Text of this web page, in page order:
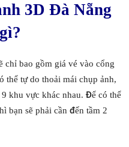
3D Đà Nẵng
chỉ bao gồm giá vé vào cổng
thể tự do thoải mái chụp ảnh,
khu vực khác nhau. Để có thể
bạn sẽ phải cần đến tầm 2